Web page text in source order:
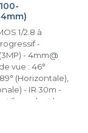
1/2.8 à
-
- 4mm@
vue : 46°
(Horizontale),
- IR 30m -
pendant la
réseau -